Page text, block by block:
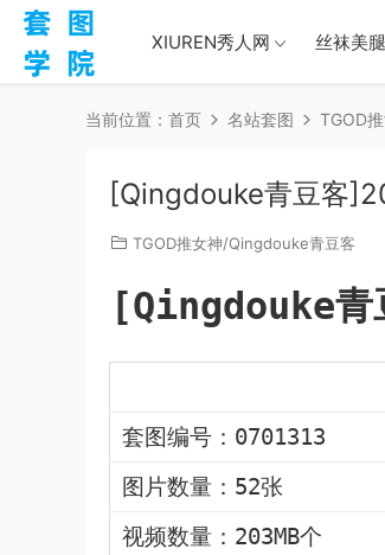
XIUREN秀人网 丝袜美腿
当前位置： 首页 名站套图 TGOD
[Qingdouke青豆客
TGOD推女神/Qingdouke青豆客
[Qingdouke
套图编号：0701313
图片数量：52张
视频数量：203MB个